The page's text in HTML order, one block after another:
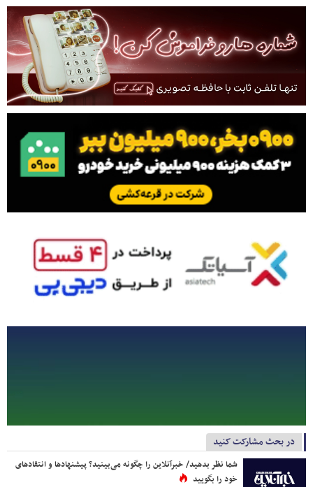
در بحث مشارکت کنید
شما نظر بدهید/ خبرآنلاین را چگونه می‌بینید؟ پیشنهادها و انتقادهای
خود را بگویید